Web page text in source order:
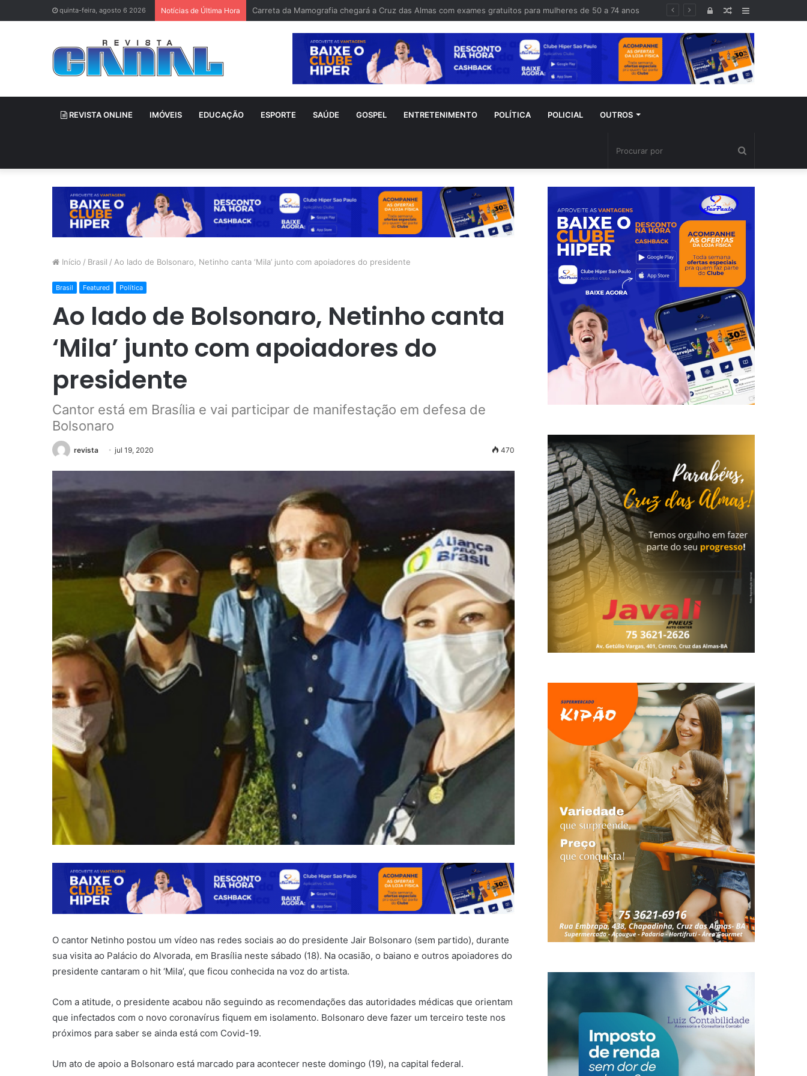
quinta-feira, agosto 6 2026 Notícias de Última Hora Bruno Gagliasso é alvo críticas após reclamar de lanchonete fechada: “Fecharam 10 minutos mais cedo”
Lateral
Artigo
aleatório
Entrar
REVISTA ONLINE IMÓVEIS EDUCAÇÃO ESPORTE SAÚDE GOSPEL ENTRETENIMENTO POLÍTICA POLICIAL OUTROS
por
Início / Brasil / Ao lado de Bolsonaro, Netinho canta ‘Mila’ junto com apoiadores do presidente
Brasil Featured Política
Ao lado de Bolsonaro, Netinho canta
‘Mila’ junto com apoiadores do
presidente
Cantor está em Brasília e vai participar de manifestação em defesa de
Bolsonaro
revista jul 19, 2020 470
O cantor Netinho postou um vídeo nas redes sociais ao do presidente Jair Bolsonaro (sem partido), durante
sua visita ao Palácio do Alvorada, em Brasília neste sábado (18). Na ocasião, o baiano e outros apoiadores do
presidente cantaram o hit ‘Mila’, que ficou conhecida na voz do artista.
Com a atitude, o presidente acabou não seguindo as recomendações das autoridades médicas que orientam
que infectados com o novo coronavírus fiquem em isolamento. Bolsonaro deve fazer um terceiro teste nos
próximos para saber se ainda está com Covid-19.
Um ato de apoio a Bolsonaro está marcado para acontecer neste domingo (19), na capital federal.